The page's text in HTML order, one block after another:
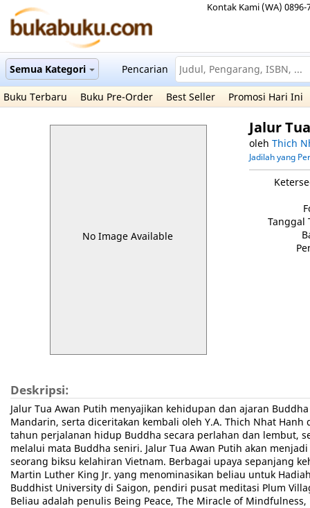
Kontak Kami (WA) 0896-
Semua Kategori Pencarian
Buku Terbaru Buku Pre-Order Best Seller Promosi Hari Ini
No Image Available
Jalur
oleh Thich
Jadilah yang
Tanggal
Deskripsi:
Jalur Tua Awan Putih menyajikan kehidupan dan ajaran
Mandarin, serta diceritakan kembali oleh Y.A. Thich Nhat
tahun perjalanan hidup Buddha secara perlahan dan lembut,
melalui mata Buddha seniri. Jalur Tua Awan Putih akan
seorang biksu kelahiran Vietnam. Berbagai upaya sepanjang
Martin Luther King Jr. yang menominasikan beliau untuk
Buddhist University di Saigon, pendiri pusat meditasi Plum
Beliau adalah penulis Being Peace, The Miracle of